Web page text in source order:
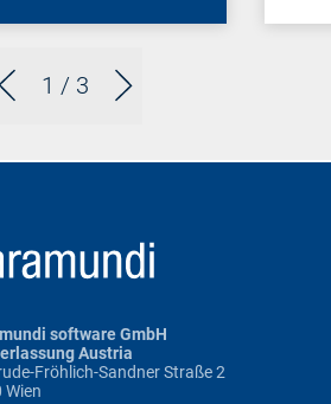
1 / 3
software GmbH
Austria
Fröhlich-Sandner Straße 2
Wien